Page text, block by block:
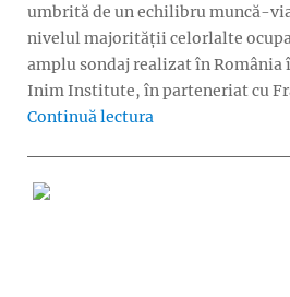
umbrită de un echilibru muncă-
nivelul majorității celorlalte
amplu sondaj realizat în România
Inim Institute, în parteneriat cu
Continuă lectura